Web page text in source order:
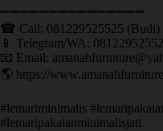
➖➖➖➖➖➖➖➖➖➖➖➖➖➖➖ ㅤ
☎ Call: 081229525525 (Budi)
📱 Telegram/WA:
📧 Email:
🌎 https://
#lemariminimalis
#lemaripakaianminimalisjati